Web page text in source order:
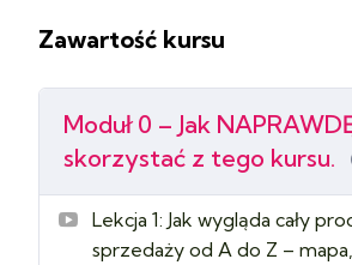
działać od razu i nie wymyślała koła
√Nauczyć się jak rozmawiać z
dzięki czemu zapytania o ofertę
pytaniem “gdzie mogę zapłacić?”
√ Zacząć w końcu zarabiać,
małą społeczność.
Zawartość kursu
Moduł 0 – Jak
skorzystać z tego kursu.
Lekcja 1: Jak wygląda cały
sprzedaży od A do Z – mapa,